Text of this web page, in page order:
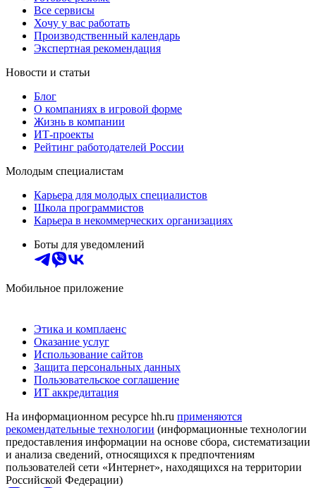
Все сервисы
Хочу у вас работать
Производственный календарь
Экспертная рекомендация
Новости и статьи
Блог
О компаниях в игровой форме
Жизнь в компании
ИТ-проекты
Рейтинг работодателей России
Молодым специалистам
Карьера для молодых специалистов
Школа программистов
Карьера в некоммерческих организациях
Боты для уведомлений
Мобильное приложение
Этика и комплаенс
Оказание услуг
Использование сайтов
Защита персональных данных
Пользовательское соглашение
ИТ аккредитация
На информационном ресурсе hh.ru применяются
рекомендательные технологии (информационные технологии
предоставления информации на основе сбора, систематизации
и анализа сведений, относящихся к предпочтениям
пользователей сети «Интернет», находящихся на территории
Российской Федерации)